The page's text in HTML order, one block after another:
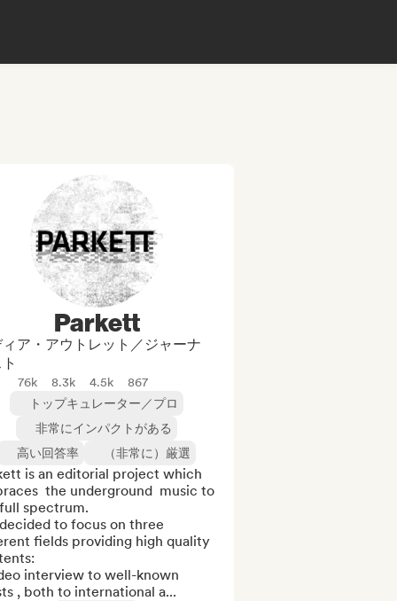
Parkett
ィア・アウトレット／ジャーナ
76k 8.3k 4.5k
867
トップキュレーター／プロ
非常にインパクトがある
高い回答率
（非常に）厳選
is an editorial project which
the underground  music to
spectrum.
to focus on three
fields providing high quality
interview to well-known
, both to international a...